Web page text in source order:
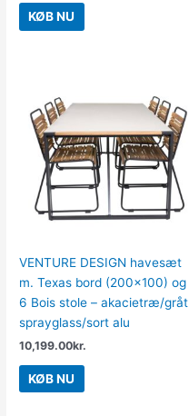
KØB NU
VENTURE DESIGN havesæt
m. Texas bord (200×100) og
6 Bois stole – akacietræ/gråt
sprayglass/sort alu
10,199.00kr.
KØB NU